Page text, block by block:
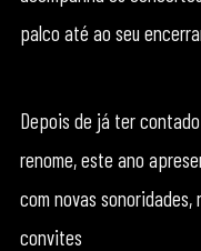
palco até ao seu
Depois de já ter
renome, este ano
com novas
convites